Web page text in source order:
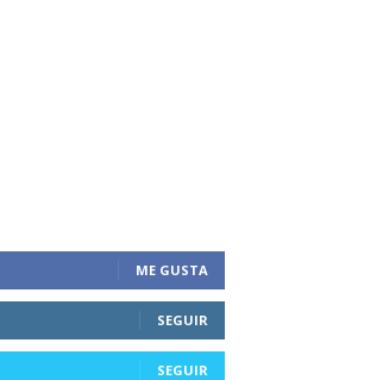
ME GUSTA
SEGUIR
SEGUIR